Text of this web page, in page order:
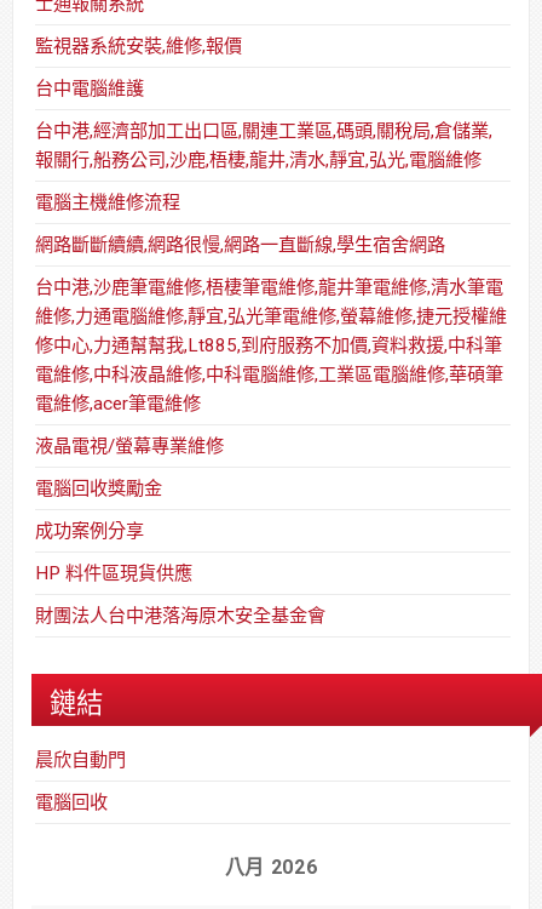
監視器系統安裝,維修,報價
台中電腦維護
台中港,經濟部加工出口區,關連工業區,碼頭,關稅局,倉儲業,
報關行,船務公司,沙鹿,梧棲,龍井,清水,靜宜,弘光,電腦維修
電腦主機維修流程
網路斷斷續續,網路很慢,網路一直斷線,學生宿舍網路
台中港,沙鹿筆電維修,梧棲筆電維修,龍井筆電維修,清水筆電
維修,力通電腦維修,靜宜,弘光筆電維修,螢幕維修,捷元授權維
修中心,力通幫幫我,Lt885,到府服務不加價,資料救援,中科筆
電維修,中科液晶維修,中科電腦維修,工業區電腦維修,華碩筆
電維修,acer筆電維修
液晶電視/螢幕專業維修
電腦回收獎勵金
成功案例分享
HP 料件區現貨供應
財團法人台中港落海原木安全基金會
鏈結
晨欣自動門
電腦回收
八月 2026